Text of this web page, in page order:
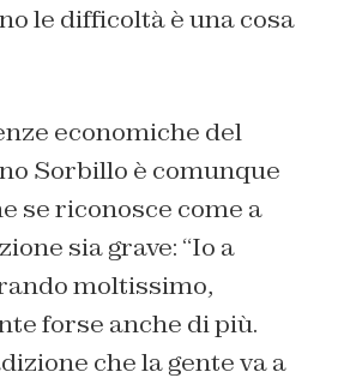
le difficoltà è una cosa
economiche del
Sorbillo è comunque
se riconosce come a
sia grave: “Io a
moltissimo,
forse anche di più.
che la gente va a